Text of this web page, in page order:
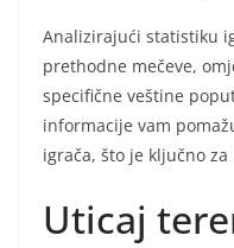
Analizirajući statistiku
prethodne mečeve,
specifične veštine
informacije vam
igrača, što je ključno
Uticaj